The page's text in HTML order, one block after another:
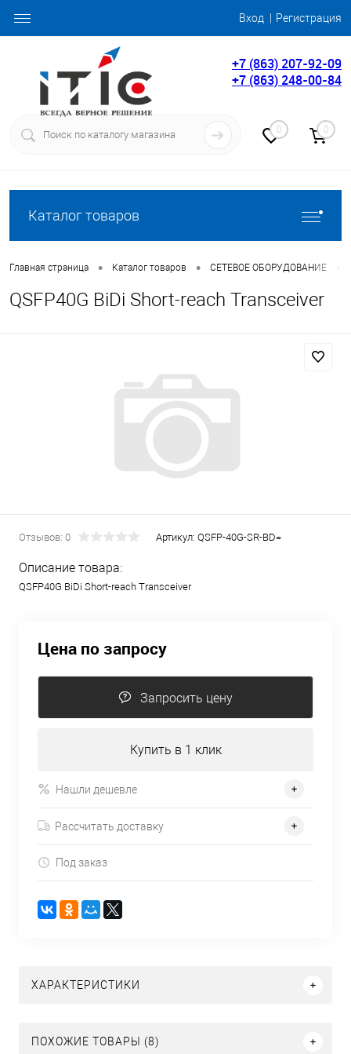
Вход Регистрация
+7 (863) 207-92-09
+7 (863) 248-00-84
0 0
Каталог товаров
Главная страница • Каталог товаров • СЕТЕВОЕ ОБОРУДОВАНИЕ
QSFP40G BiDi Short-reach Transceiver
Отзывов: 0 Артикул: QSFP-40G-SR-BD=
Описание товара:
QSFP40G BiDi Short-reach Transceiver
Цена по запросу
Запросить цену
Купить в 1 клик
Нашли дешевле
Рассчитать доставку
Под заказ
ХАРАКТЕРИСТИКИ
ПОХОЖИЕ ТОВАРЫ (8)